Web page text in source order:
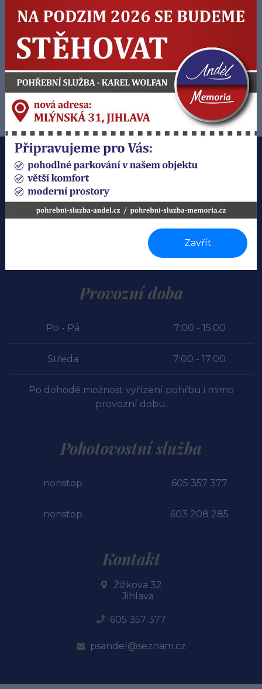
Zavřít
kaple, Ústřední hřbitov Jihlava
(72 let)
Zobrazit parte
Víme, že není jednoduché rozloučit se s milovanou
osobou a jsme připraveni usnadnit Vám svojí
ochotou a pochopením Vaši bolestnou situaci.
Provozní doba
Po - Pá 7:00 - 15:00
Středa 7:00 - 17:00
Po dohodě možnost vyřízení pohřbu i mimo
provozní dobu.
Pohotovostní služba
nonstop 605 357 377
nonstop 603 208 285
Kontakt
Žižkova 32
Jihlava
605 357 377
psandel@seznam.cz